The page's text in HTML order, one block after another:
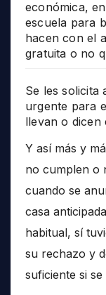
económica,
escuela para
hacen con el
gratuita o no
Se les solicita
urgente para
llevan o dicen
Y así más y
no cumplen o
cuando se
casa
habitual, sí
su rechazo y
suficiente si